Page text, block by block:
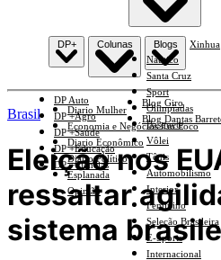
Náutico
Santa Cruz
Sport
Olimpíadas
Basquete
Vôlei
Tênis
Automobilismo
Interior
Feminino
Seleção Brasileira
E-Sports
Internacional
DP+
DP Auto
DP +Agro
DP +Saúde
DP +Educação
DP +Ciências
Colunas
Diario Mulher
Economia e Negócios Em Foco
Diario Econômico
Diario Político
Esplanada
Opinião
Blogs
Blog Giro
Blog Dantas
Xinhua
Brasil
Eleição nos
ressaltar
sistema